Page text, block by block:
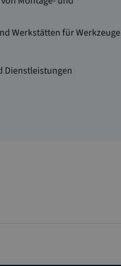
Werkstätten für Werkzeuge
Dienstleistungen